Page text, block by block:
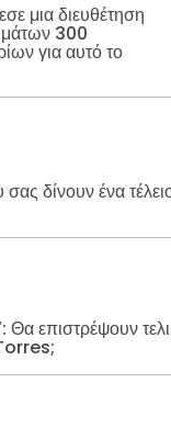
μια διευθέτηση
300
για αυτό το
δίνουν ένα
Θα επιστρέψουν